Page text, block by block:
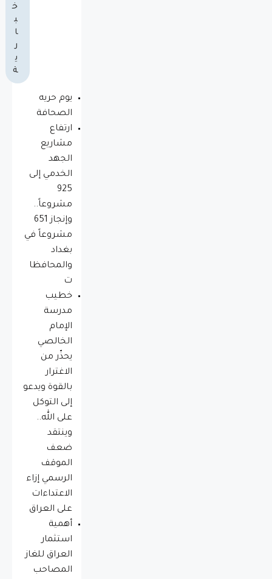
خ
ب
ا
ر
ي
ة
يوم حريه
الصحافة
ارتفاع
مشاريع
الجهد
الخدمي إلى
925
مشروعاً..
وإنجاز 651
مشروعاً في
بغداد
والمحافظا
ت
خطيب
مدرسة
الإمام
الخالصي
يحذّر من
الاغترار
بالقوة ويدعو
إلى التوكل
على الله..
وينتقد
ضعف
الموقف
الرسمي إزاء
الاعتداءات
على العراق
أهمية
استثمار
العراق للغاز
المصاحب